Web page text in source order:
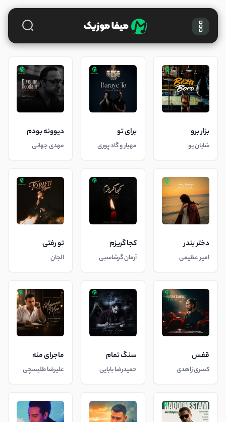
بزار برو
شایان یو
برای تو
مهیار و گاد پوری
دیوونه بودم
مهدی جهانی
دختر بندر
امیر عظیمی
کجا گریزم
آرمان گرشاسبی
تو رفتی
الجان
قفس
کسری زاهدی
سنگ تمام
حمیدرضا بابایی
ماجرای منه
علیرضا طلیسچی